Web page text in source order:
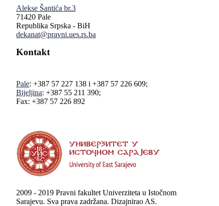
Alekse Šantića br.3
71420 Pale
Republika Srpska - BiH
dekanat@pravni.ues.rs.ba
Kontakt
Pale: +387 57 227 138 i +387 57 226 609;
Bijeljina: +387 55 211 390;
Fax: +387 57 226 892
2009 - 2019 Pravni fakultet Univerziteta u Istočnom
Sarajevu. Sva prava zadržana. Dizajnirao AS.